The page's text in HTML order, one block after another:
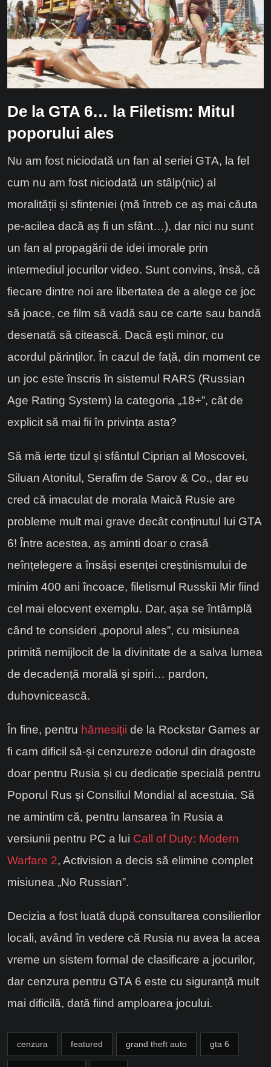
De la GTA 6… la Filetism: Mitul
poporului ales
Nu am fost niciodată un fan al seriei GTA, la fel
cum nu am fost niciodată un stâlp(nic) al
moralității și sfințeniei (mă întreb ce aș mai căuta
pe-acilea dacă aș fi un sfânt…), dar nici nu sunt
un fan al propagării de idei imorale prin
intermediul jocurilor video. Sunt convins, însă, că
fiecare dintre noi are libertatea de a alege ce joc
să joace, ce film să vadă sau ce carte sau bandă
desenată să citească. Dacă ești minor, cu
acordul părinților. În cazul de față, din moment ce
un joc este înscris în sistemul RARS (Russian
Age Rating System) la categoria „18+”, cât de
explicit să mai fii în privința asta?
Să mă ierte tizul și sfântul Ciprian al Moscovei,
Siluan Atonitul, Serafim de Sarov & Co., dar eu
cred că imaculat de morala Maică Rusie are
probleme mult mai grave decât conținutul lui GTA
6! Între acestea, aș aminti doar o crasă
neînțelegere a însăși esenței creștinismului de
minim 400 ani încoace, filetismul Russkii Mir fiind
cel mai elocvent exemplu. Dar, așa se întâmplă
când te consideri „poporul ales”, cu misiunea
primită nemijlocit de la divinitate de a salva lumea
de decadență morală și spiri… pardon,
duhovnicească.
În fine, pentru hămesiții de la Rockstar Games ar
fi cam dificil să-și cenzureze odorul din dragoste
doar pentru Rusia și cu dedicație specială pentru
Poporul Rus și Consiliul Mondial al acestuia. Să
ne amintim că, pentru lansarea în Rusia a
versiunii pentru PC a lui Call of Duty: Modern
Warfare 2, Activision a decis să elimine complet
misiunea „No Russian”.
Decizia a fost luată după consultarea consilierilor
locali, având în vedere că Rusia nu avea la acea
vreme un sistem formal de clasificare a jocurilor,
dar cenzura pentru GTA 6 este cu siguranță mult
mai dificilă, dată fiind amploarea jocului.
cenzura featured grand theft auto gta 6